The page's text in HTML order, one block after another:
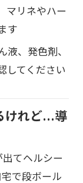
マリネやハー
す
液、発色剤、
してください
けれど…導
てヘルシー
で段ボール